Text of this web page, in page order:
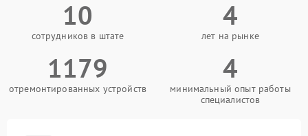
10
сотрудников в штате
4
лет на рынке
1179
отремонтированных устройств
4
минимальный опыт работы
специалистов